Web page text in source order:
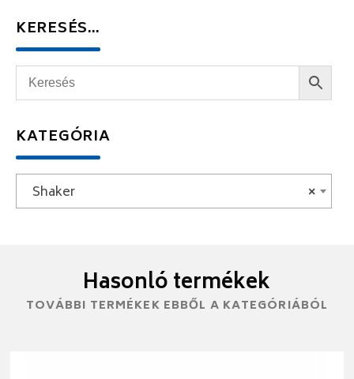
KERESÉS…
KATEGÓRIA
×
Shaker
Hasonló termékek
TOVÁBBI TERMÉKEK EBBŐL A KATEGÓRIÁBÓL